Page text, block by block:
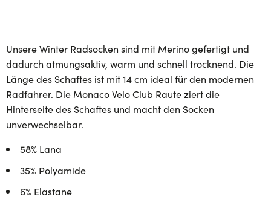
Unsere Winter Radsocken sind mit Merino gefertigt und
dadurch atmungsaktiv, warm und schnell trocknend. Die
Länge des Schaftes ist mit 14 cm ideal für den modernen
Radfahrer. Die Monaco Velo Club Raute ziert die
Hinterseite des Schaftes und macht den Socken
unverwechselbar.
58% Lana
35% Polyamide
6% Elastane